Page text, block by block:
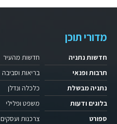
מדורי תוכן
חדשות נתניה
תרבות ופנאי
נתניה מבשלת
בלוגים ודעות
ספורט
חדשות מהעיר
בריאות וסביבה
כלכלה ונדלן
משפט ופלילי
צרכנות ועסקים